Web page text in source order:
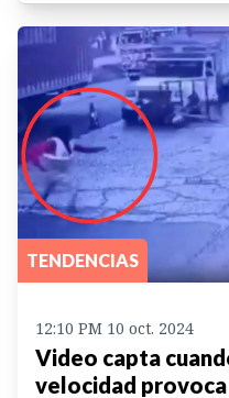
TENDENCIAS
12:10 PM 10 oct. 2024
Video capta
velocidad